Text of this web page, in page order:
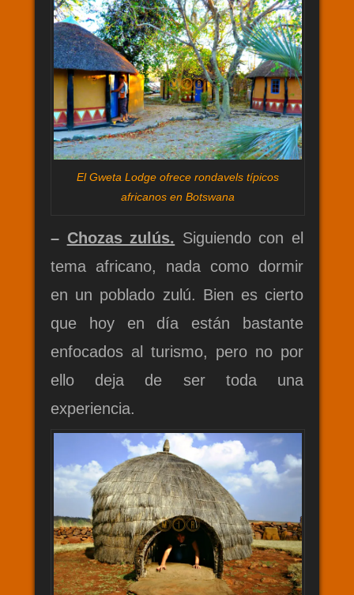
El Gweta Lodge ofrece rondavels típicos
africanos en Botswana
– Chozas zulús. Siguiendo con el
tema africano, nada como dormir
en un poblado zulú. Bien es cierto
que hoy en día están bastante
enfocados al turismo, pero no por
ello deja de ser toda una
experiencia.